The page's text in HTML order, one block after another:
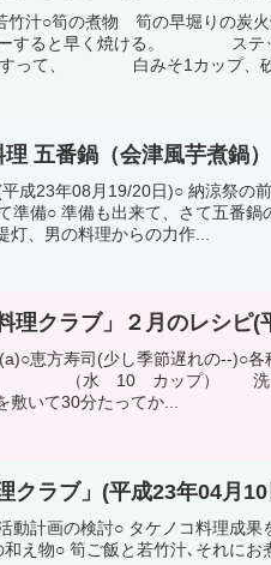
若竹汁○筍の煮物 筍の早堀り
ーすると早く焼ける。 ステ
ですって、 白みそ1カップ、
五番鍋（会津風芋煮鍋）
成23年08月19/20日)○ 納涼祭の
備○ 準備も出来て、さて五番鍋
、男の料理からの力作...
理クラブ」２月のレシピ(
恵方寿司(少し季節遅れの--)○
10 カップ） 洗ってざ
敷いて30分たってか...
クラブ」(平成23年04月10
動計画の検討○ タケノコ料理成果
え物○ 筍ご飯と若竹汁､それにお